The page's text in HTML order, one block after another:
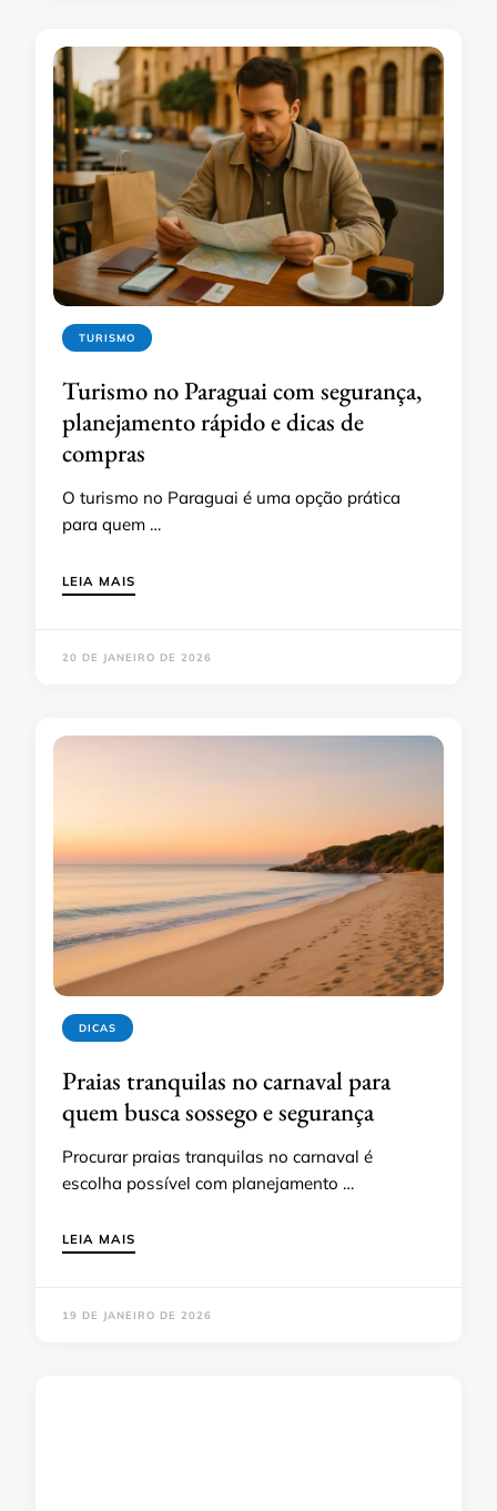
TURISMO
Turismo no Paraguai com segurança,
planejamento rápido e dicas de
compras
O turismo no Paraguai é uma opção prática
para quem …
LEIA MAIS
20 DE JANEIRO DE 2026
DICAS
Praias tranquilas no carnaval para
quem busca sossego e segurança
Procurar praias tranquilas no carnaval é
escolha possível com planejamento …
LEIA MAIS
19 DE JANEIRO DE 2026